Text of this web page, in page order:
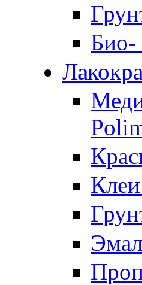
Био-